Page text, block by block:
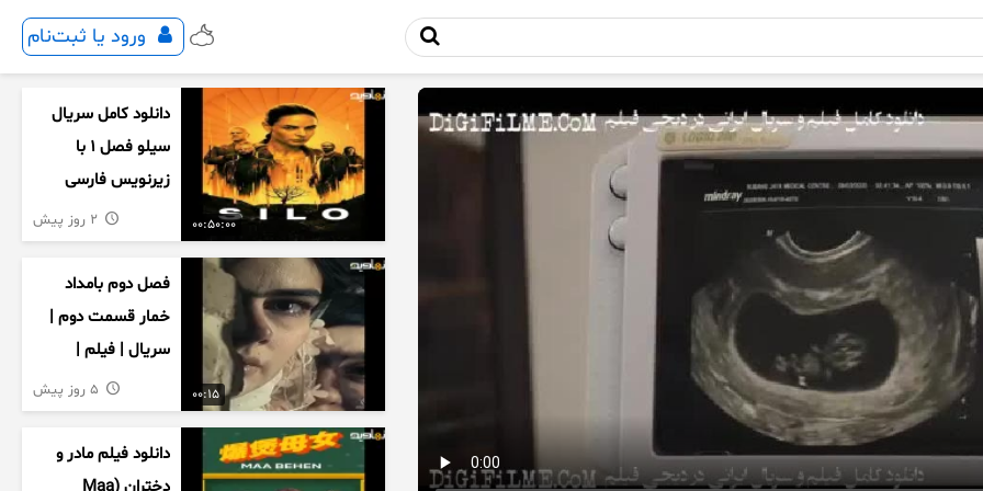
ورود یا ثبت‌نام
00:50:00
دانلود کامل سریال
سیلو فصل ۱ با
زیرنویس فارسی
00:15
فصل دوم بامداد
خمار قسمت دوم |
سریال | فیلم |
نمایش خانگی |
محبوبه | سینمایی
دانلود فیلم مادر و